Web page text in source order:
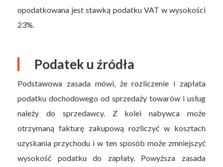
opodatkowana jest stawką podatku VAT w wysokości
23%.
Podatek u źródła
Podstawowa zasada mówi, że rozliczenie i zapłata
podatku dochodowego od sprzedaży towarów i usług
należy do sprzedawcy. Z kolei nabywca może
otrzymaną fakturę zakupową rozliczyć w kosztach
uzyskania przychodu i w ten sposób może zmniejszyć
wysokość podatku do zapłaty. Powyższa zasada